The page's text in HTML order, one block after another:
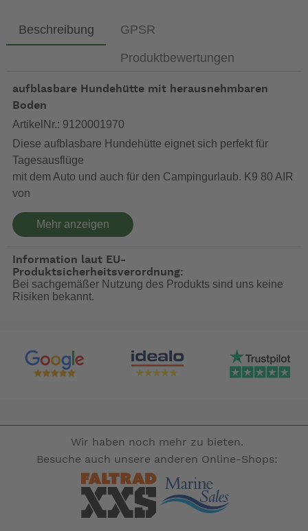
Beschreibung GPSR
Produktbewertungen
aufblasbare Hundehütte mit herausnehmbaren
Boden
ArtikelNr.: 9120001970
Diese aufblasbare Hundehütte eignet sich perfekt für
Tagesausflüge
mit dem Auto und auch für den Campingurlaub. K9 80 AIR
von
Dometic besteht aus leichtem, robusten Stoff, damit Dein
Hund
Hundehütte
ist leicht zu reinigen, kompakt zusammenzulegen und
verfügt für den
Breite: 80 cm
Packungsgröße (L x B x H): 67 x 25 x 23 cm
Gewicht: 4,68 kg
Material Außenhaut: TC (Polyester/Baumwolle)
Material Boden: PVC per Reißverschluss einzusetzen
Mehr anzeigen
Information laut EU-
Produktsicherheitsverordnung:
Bei sachgemäßer Nutzung des Produkts sind uns keine
Risiken bekannt.
Wir haben noch mehr zu bieten.
Besuche auch unsere anderen Online-Shops: